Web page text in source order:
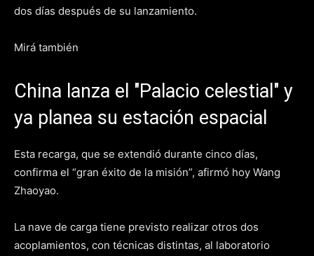
dos días después de su lanzamiento.
Mirá también
China lanza el "Palacio celestial" y
ya planea su estación espacial
Esta recarga, que se extendió durante cinco días,
confirma el “gran éxito de la misión”, afirmó hoy Wang
Zhaoyao.
La nave de carga tiene previsto realizar otros dos
acoplamientos, con técnicas distintas, al laboratorio